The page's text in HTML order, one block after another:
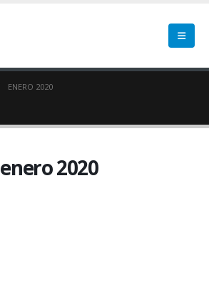
ENERO 2020
enero 2020